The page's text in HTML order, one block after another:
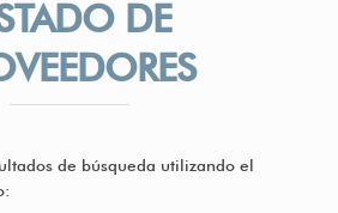
DE
de búsqueda utilizando el